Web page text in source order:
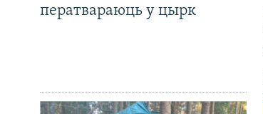
ператвараюць у цырк